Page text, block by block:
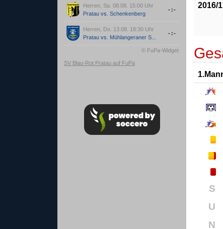
Herren, Sa. 08.08. 15:00 Uhr
Pratauvs. Schenkenberg
-:-
Herren, Do. 13.08. 18:30 Uhr
Pratauvs. Mühlangeraner S...
-:-
© FuPa-Widget
SV Blau-Rot Pratau auf FuPa
2016/
S
U
N